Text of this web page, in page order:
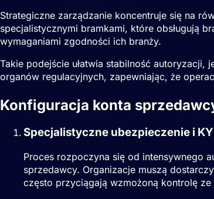
Strategiczne zarządzanie koncentruje się na
specjalistycznymi bramkami, które obsługują
wymaganiami zgodności ich branży.
Takie podejście ułatwia stabilność
organów regulacyjnych, zapewniając, że
Konfiguracja konta
Specjalistyczne ubezpieczenie i
Proces rozpoczyna się od intensywnego
sprzedawcy. Organizacje muszą
często przyciągają wzmożoną kontrolę